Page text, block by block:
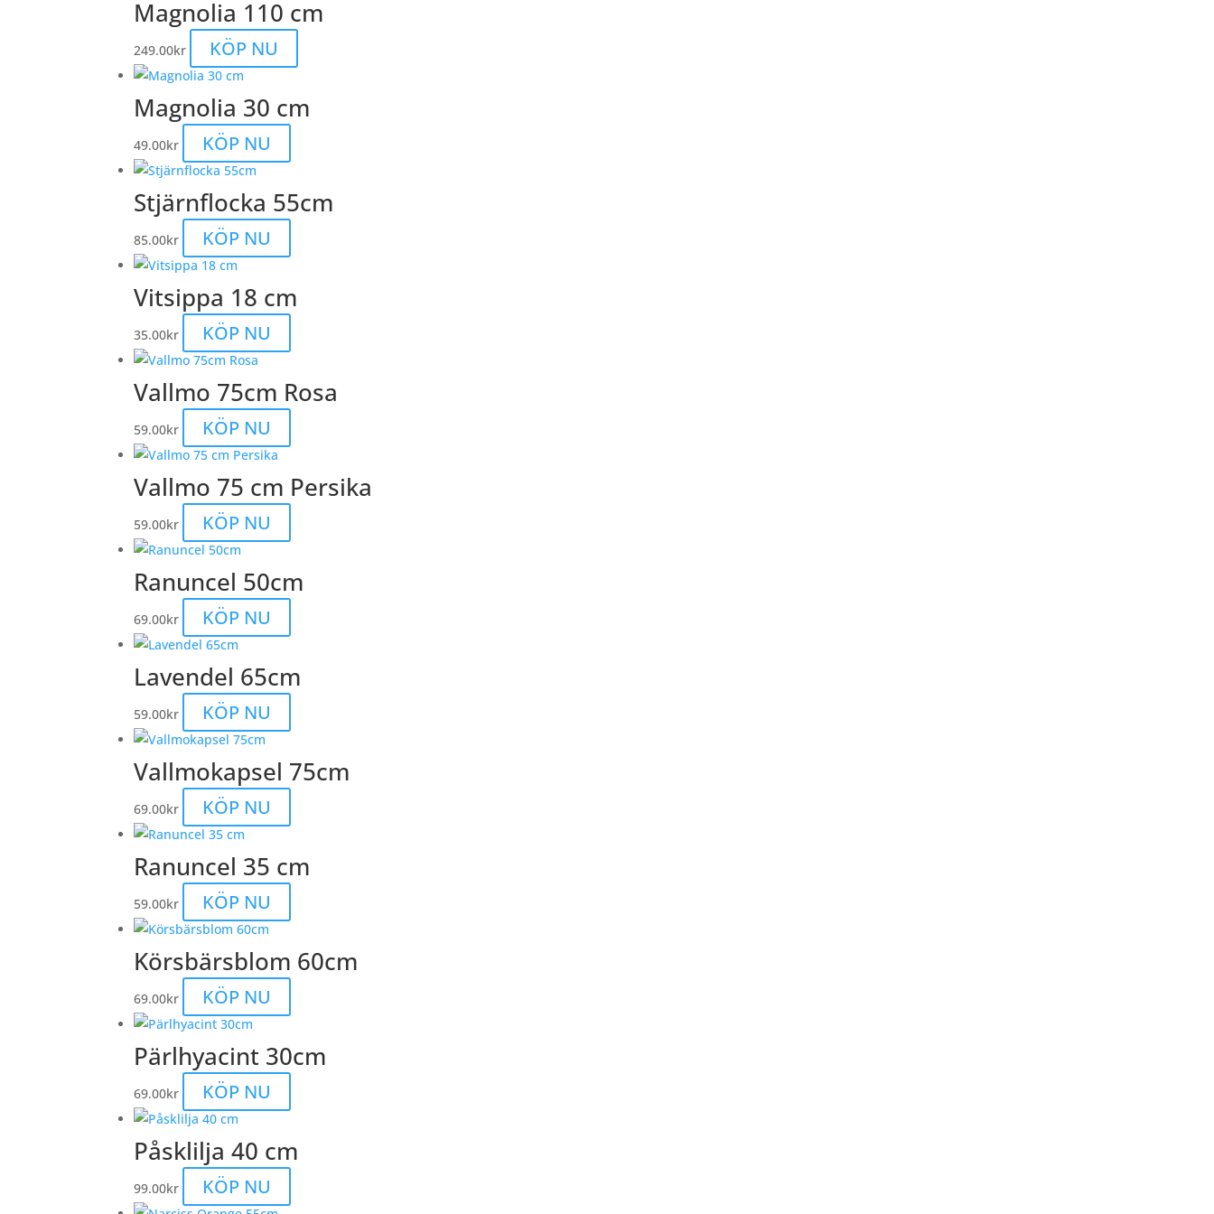
Magnolia 110 cm
249.00kr KÖP NU
Magnolia 30 cm
49.00kr KÖP NU
Stjärnflocka 55cm
85.00kr KÖP NU
Vitsippa 18 cm
35.00kr KÖP NU
Vallmo 75cm Rosa
59.00kr KÖP NU
Vallmo 75 cm Persika
59.00kr KÖP NU
Ranuncel 50cm
69.00kr KÖP NU
Lavendel 65cm
59.00kr KÖP NU
Vallmokapsel 75cm
69.00kr KÖP NU
Ranuncel 35 cm
59.00kr KÖP NU
Körsbärsblom 60cm
69.00kr KÖP NU
Pärlhyacint 30cm
69.00kr KÖP NU
Påsklilja 40 cm
99.00kr KÖP NU